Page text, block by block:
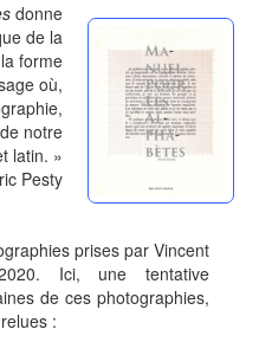
donne
de la
forme
où,
notre
latin. »
Pesty
prises par Vincent
Ici, une tentative
de ces photographies,
: